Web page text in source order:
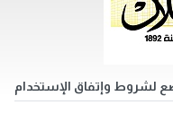
لشروط وإتفاق الإستخدام